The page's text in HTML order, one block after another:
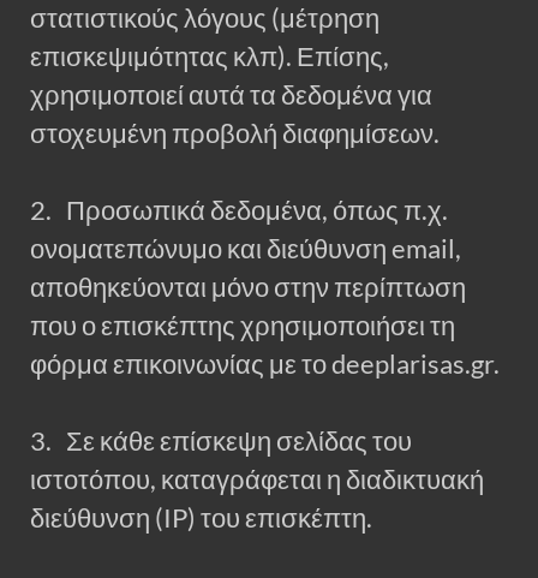
στατιστικούς λόγους (μέτρηση
επισκεψιμότητας κλπ). Επίσης,
χρησιμοποιεί αυτά τα δεδομένα για
στοχευμένη προβολή διαφημίσεων.
2. Προσωπικά δεδομένα, όπως π.χ.
ονοματεπώνυμο και διεύθυνση email,
αποθηκεύονται μόνο στην περίπτωση
που ο επισκέπτης χρησιμοποιήσει τη
φόρμα επικοινωνίας με το deeplarisas.gr.
3. Σε κάθε επίσκεψη σελίδας του
ιστοτόπου, καταγράφεται η διαδικτυακή
διεύθυνση (IP) του επισκέπτη.